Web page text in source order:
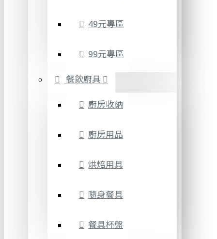
49元專區
99元專區
餐飲廚具
廚房收納
廚房用品
烘焙用具
隨身餐具
餐具杯盤